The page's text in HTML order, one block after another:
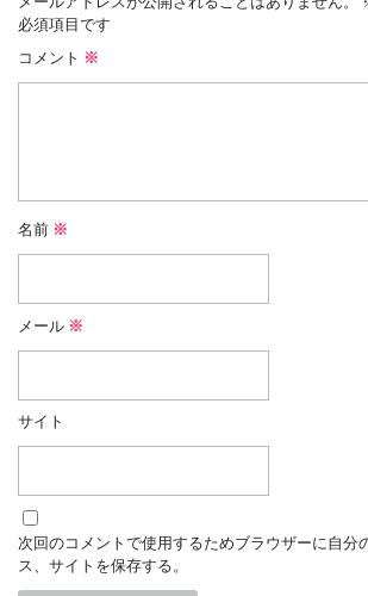
必須項目です
コメント ※
名前 ※
メール ※
サイト
次回のコメントで使用するためブラウザーに自分
ス、サイトを保存する。